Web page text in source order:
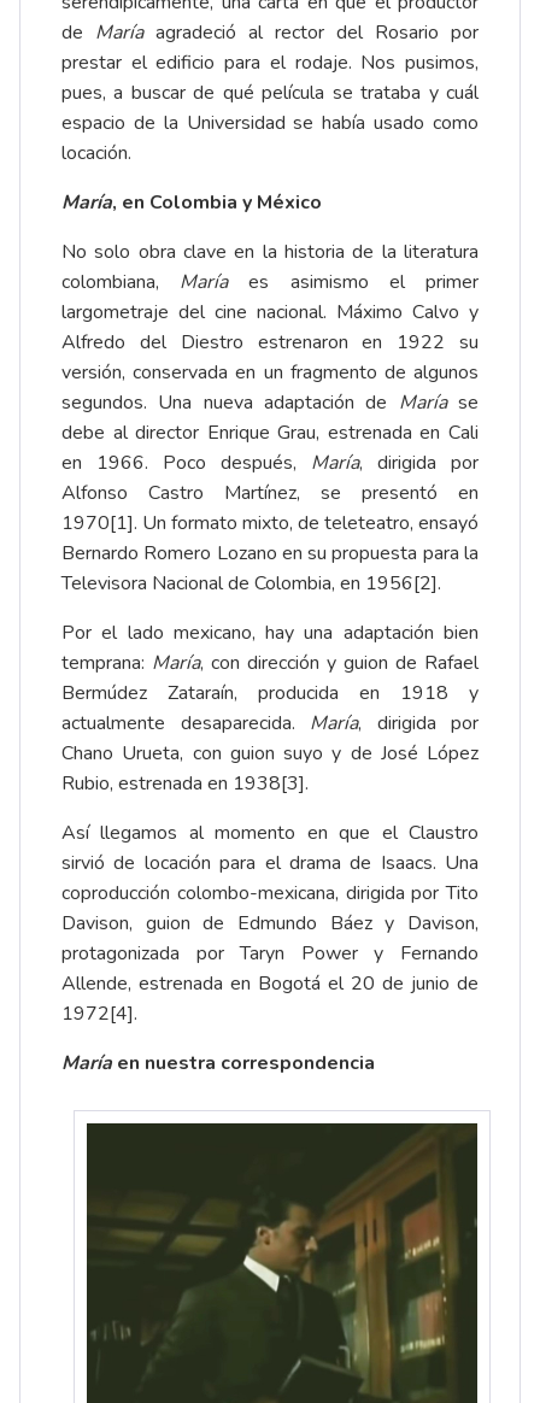
de María agradeció al rector del Rosario por
prestar el edificio para el rodaje. Nos pusimos,
pues, a buscar de qué película se trataba y cuál
espacio de la Universidad se había usado como
locación.
María, en Colombia y México
No solo obra clave en la historia de la literatura
colombiana, Maríaes asimismo el primer
largometraje del cine nacional. Máximo Calvo y
Alfredo del Diestro estrenaron en 1922 su
versión, conservada en un fragmento de algunos
segundos. Una nueva adaptación de Maríase
debe al director Enrique Grau, estrenada en Cali
en 1966. Poco después, María, dirigida por
Alfonso Castro Martínez, se presentó en
1970[1]. Un formato mixto, de teleteatro, ensayó
Bernardo Romero Lozano en su propuesta para la
Televisora Nacional de Colombia, en 1956[2].
Por el lado mexicano, hay una adaptación bien
temprana: María, con dirección y guion de Rafael
Bermúdez Zataraín, producida en 1918 y
actualmente desaparecida. María, dirigida por
Chano Urueta, con guion suyo y de José López
Rubio, estrenada en 1938[3].
Así llegamos al momento en que el Claustro
sirvió de locación para el drama de Isaacs. Una
coproducción colombo-mexicana, dirigida por Tito
Davison, guion de Edmundo Báez y Davison,
protagonizada por Taryn Power y Fernando
Allende, estrenada en Bogotá el 20 de junio de
1972[4].
María en nuestra correspondencia